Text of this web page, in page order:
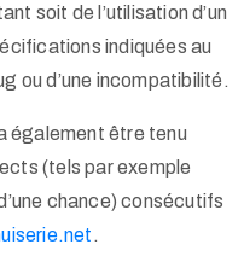
soit de l’utilisation d’un
indiquées au
ou d’une incompatibilité.
également être tenu
(tels par exemple
chance) consécutifs
.